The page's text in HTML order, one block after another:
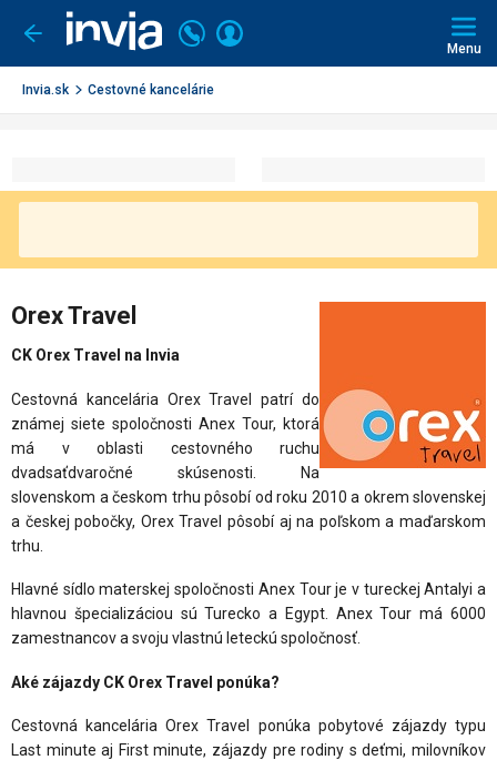
Ísť
späť
Volajte
+421
2
3221
Prihlásiť
Menu
Invia.sk Cestovné kancelárie
Orex Travel
CK Orex Travel na Invia
Cestovná kancelária Orex Travel patrí do
známej siete spoločnosti Anex Tour, ktorá
má v oblasti cestovného ruchu
dvadsaťdvaročné skúsenosti. Na
slovenskom a českom trhu pôsobí od roku 2010 a okrem slovenskej
a českej pobočky, Orex Travel pôsobí aj na poľskom a maďarskom
trhu.
Hlavné sídlo materskej spoločnosti Anex Tour je v tureckej Antalyi a
hlavnou špecializáciou sú Turecko a Egypt. Anex Tour má 6000
zamestnancov a svoju vlastnú leteckú spoločnosť.
Aké zájazdy CK Orex Travel ponúka?
Cestovná kancelária Orex Travel ponúka pobytové zájazdy typu
Last minute aj First minute, zájazdy pre rodiny s deťmi, milovníkov